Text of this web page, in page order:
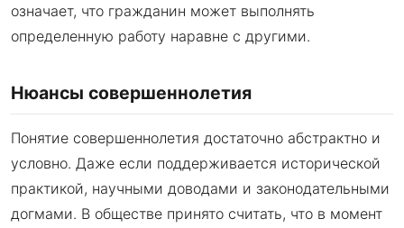
означает, что гражданин может выполнять
определенную работу наравне с другими.
Нюансы совершеннолетия
Понятие совершеннолетия достаточно абстрактно и
условно. Даже если поддерживается исторической
практикой, научными доводами и законодательными
догмами. В обществе принято считать, что в момент